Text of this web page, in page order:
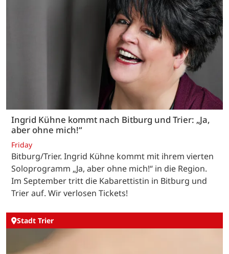
Ingrid Kühne kommt nach Bitburg und Trier: „Ja,
aber ohne mich!“
Friday
Bitburg/Trier. Ingrid Kühne kommt mit ihrem vierten
Soloprogramm „Ja, aber ohne mich!“ in die Region.
Im September tritt die Kabarettistin in Bitburg und
Trier auf. Wir verlosen Tickets!
Stadt Trier